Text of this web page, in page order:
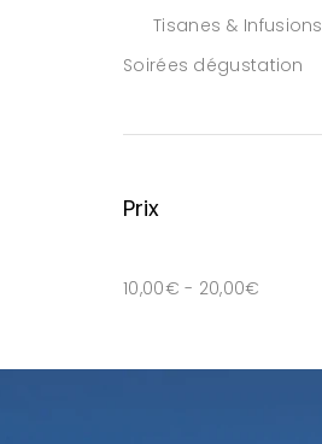
Tisanes & Infusions
Soirées dégustation
Prix
10,00€ - 20,00€